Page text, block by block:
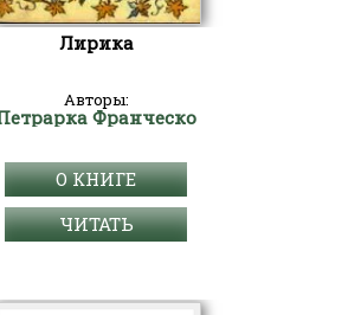
Лирика
Авторы:
Франческо
О КНИГЕ
ЧИТАТЬ